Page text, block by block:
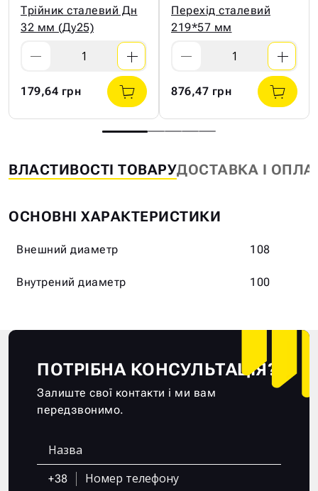
Трійник сталевий Дн
32 мм (Ду25)
179,64 грн
Перехід сталевий
219*57 мм
876,47 грн
ВЛАСТИВОСТІ ТОВАРУДОСТАВКА І
ОСНОВНІ ХАРАКТЕРИСТИКИ
Внешний диаметр 108
Внутрений диаметр 100
ПОТРІБНА КОНСУЛЬТАЦІЯ?
Залиште свої контакти і ми вам
передзвонимо.
+38